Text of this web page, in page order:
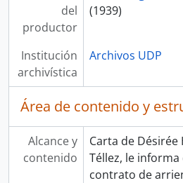
del
productor
(1939)
Institución
archivística
Archivos UDP
Área de contenido y
Alcance y
contenido
Carta de Désirée
Téllez, le
contrato de